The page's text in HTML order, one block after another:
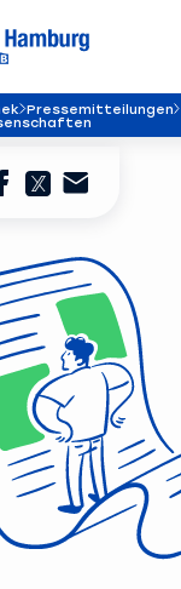
Pressemitteilungen